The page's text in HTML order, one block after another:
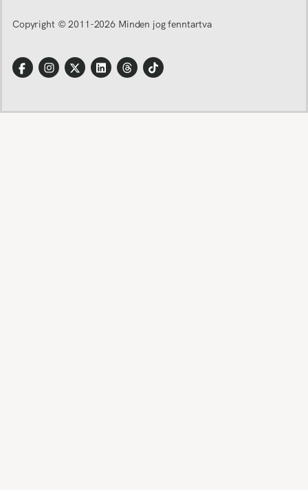
Copyright © 2011-2026 Minden jog fenntartva